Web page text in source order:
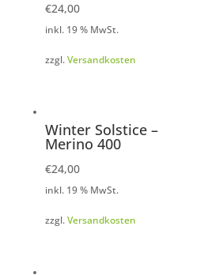
€24,00
inkl. 19 % MwSt.
zzgl.Versandkosten
Winter Solstice –
Merino 400
€24,00
inkl. 19 % MwSt.
zzgl.Versandkosten